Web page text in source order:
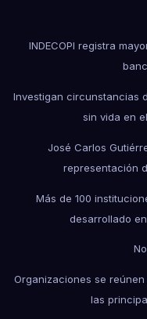
INDECOPI registra
Investigan circunstancias
sin vida en
José Carlos
representación
Más de 100
desarrollado
Organizaciones se
las